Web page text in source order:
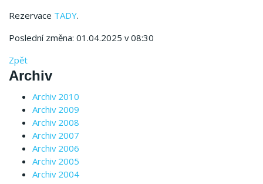
Rezervace TADY.
Poslední změna: 01.04.2025 v 08:30
Zpět
Archiv
Archiv 2010
Archiv 2009
Archiv 2008
Archiv 2007
Archiv 2006
Archiv 2005
Archiv 2004